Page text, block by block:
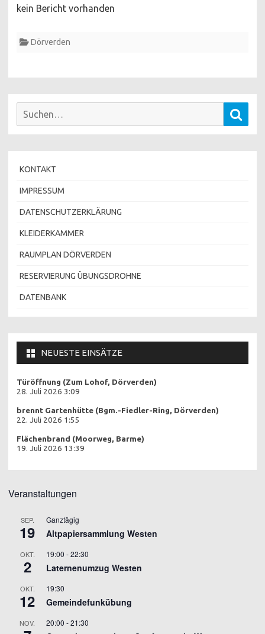
kein Bericht vorhanden
Dörverden
Suchen
KONTAKT
IMPRESSUM
DATENSCHUTZERKLÄRUNG
KLEIDERKAMMER
RAUMPLAN DÖRVERDEN
RESERVIERUNG ÜBUNGSDROHNE
DATENBANK
NEUESTE EINSÄTZE
Türöffnung (Zum Lohof, Dörverden)
28. Juli 2026 3:09
brennt Gartenhütte (Bgm.-Fiedler-Ring, Dörverden)
22. Juli 2026 1:55
Flächenbrand (Moorweg, Barme)
19. Juli 2026 13:39
Veranstaltungen
SEP.
19
Ganztägig
Altpapiersammlung Westen
OKT.
2
19:00 -22:30
Laternenumzug Westen
OKT.
12
19:30
Gemeindefunkübung
NOV. 20:00 -21:30